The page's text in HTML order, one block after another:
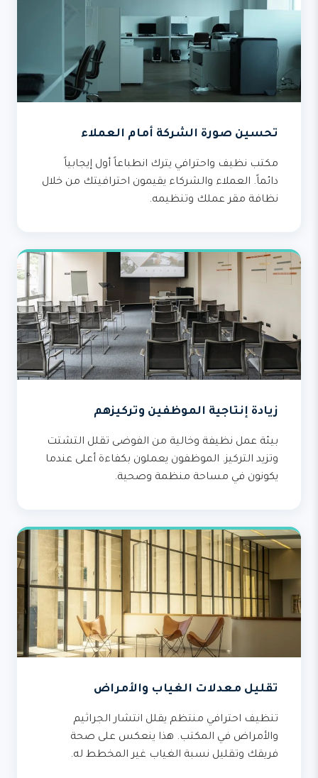
تحسين صورة الشركة أمام العملاء
مكتب نظيف واحترافي يترك انطباعاً أول إيجابياً
دائماً. العملاء والشركاء يقيمون احترافيتك من خلال
نظافة مقر عملك وتنظيمه.
زيادة إنتاجية الموظفين وتركيزهم
بيئة عمل نظيفة وخالية من الفوضى تقلل التشتت
وتزيد التركيز. الموظفون يعملون بكفاءة أعلى عندما
يكونون في مساحة منظمة وصحية.
تقليل معدلات الغياب والأمراض
تنظيف احترافي منتظم يقلل انتشار الجراثيم
والأمراض في المكتب. هذا ينعكس على صحة
فريقك وتقليل نسبة الغياب غير المخطط له.